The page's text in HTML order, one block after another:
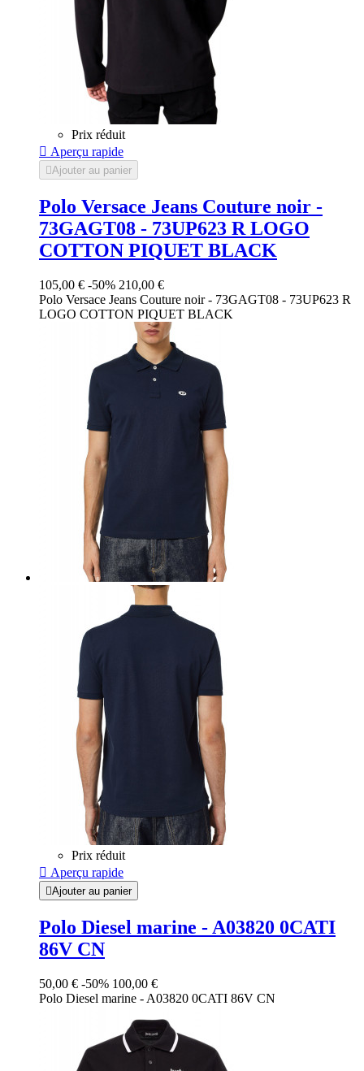
Prix réduit
 Aperçu rapide
Ajouter au panier
Polo Versace Jeans Couture noir -
73GAGT08 - 73UP623 R LOGO
COTTON PIQUET BLACK
105,00 € -50% 210,00 €
Polo Versace Jeans Couture noir - 73GAGT08 - 73UP623 R
LOGO COTTON PIQUET BLACK
Prix réduit
 Aperçu rapide
Ajouter au panier
Polo Diesel marine - A03820 0CATI
86V CN
50,00 € -50% 100,00 €
Polo Diesel marine - A03820 0CATI 86V CN